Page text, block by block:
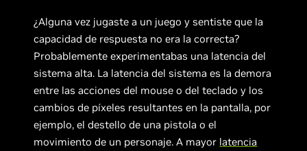
¿Alguna vez jugaste a un juego y sentiste que la
capacidad de respuesta no era la correcta?
Probablemente experimentabas una latencia del
sistema alta. La latencia del sistema es la demora
entre las acciones del mouse o del teclado y los
cambios de píxeles resultantes en la pantalla, por
ejemplo, el destello de una pistola o el
movimiento de un personaje. A mayor latencia